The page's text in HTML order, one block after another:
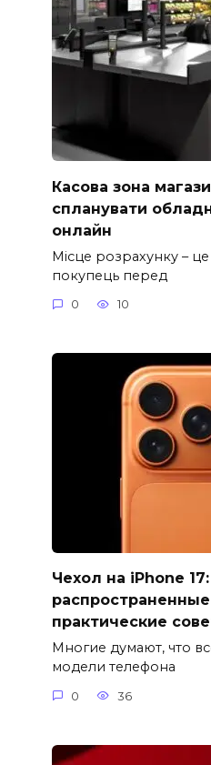
Касова зона
спланувати
онлайн
Місце розрахунку –
покупець перед
0 10
Чехол на iPhone 17:
практические
Многие думают, что
модели телефона
0 36